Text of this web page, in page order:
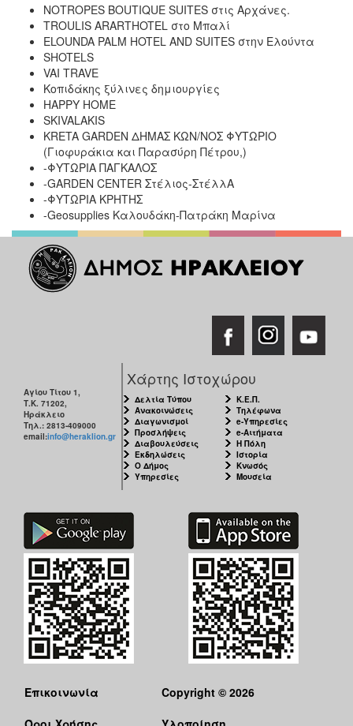
ΝΟΤROPES BOUTIQUE SUITES στις Αρχάνες.
TROULIS ARARTHOTEL στο Μπαλί
ELOUNDA PALM HOTEL AND SUITES στην Ελούντα
SHOTELS
VAI TRAVE
Κοπιδάκης ξύλινες δημιουργίες
HAPPY HOME
SKIVALAKIS
ΚRETA GARDEN ΔΗΜΑΣ ΚΩΝ/ΝΟΣ ΦΥΤΩΡΙO
(Γιοφυράκια και Παρασύρη Πέτρου,)
-ΦΥΤΩΡΙΑ ΠΑΓΚΑΛΟΣ
-GARDEN CENTER Στέλιος-ΣτέλλΑ
-ΦΥΤΩΡΙΑ ΚΡΗΤΗΣ
-Geosupplies Καλουδάκη-Πατράκη Μαρίνα
Αγίου Τίτου 1,
Τ.Κ. 71202,
Ηράκλειο
Τηλ.: 2813-409000
email:info@heraklion.gr
Χάρτης Ιστοχώρου
Δελτία Τύπου
Ανακοινώσεις
Διαγωνισμοί
Προσλήψεις
Διαβουλεύσεις
Εκδηλώσεις
Ο Δήμος
Υπηρεσίες
Κ.Ε.Π.
Τηλέφωνα
e-Υπηρεσίες
e-Αιτήματα
Η Πόλη
Ιστορία
Κνωσός
Μουσεία
Επικοινωνία
Copyright © 2026